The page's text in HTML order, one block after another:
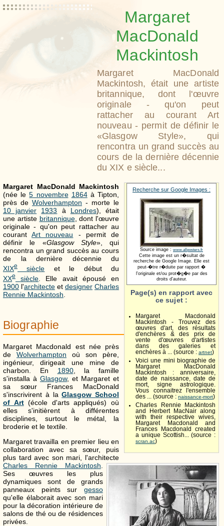
Margaret
MacDonald
Mackintosh
Margaret MacDonald
Mackintosh, était une artiste
britannique, dont l'œuvre
originale - qu'on peut
rattacher au courant Art
nouveau - permit de définir le
«Glasgow Style», qui
rencontra un grand succès au
cours de la dernière décennie
du XIX e siècle...
Recherche sur Google Images :
Source image : www.allposters.fr
Cette image est un r�sultat de
recherche de Google Image. Elle est
peut-�tre r�duite par rapport �
l'originale et/ou prot�g�e par des
droits d'auteur.
Page(s) en rapport avec
ce sujet :
Margaret Macdonald
Mackintosh - Trouvez des
œuvres d'art, des résultats
d'enchères & des prix de
vente d'œuvres d'artistes
dans des galeries et
enchères à ... (source : artnet)
Voici une mini biographie de
Margaret MacDonald
Mackintosh : anniversaire,
date de naissance, date de
mort, signe astrologique.
Vous connaitrez l'ensemble
des ... (source : naissance-mort)
Charles Rennie Mackintosh
and Herbert MacNair along
with their respective wives,
Margaret Macdonald and
Frances Macdonald created
a unique Scottish... (source :
scran.ac)
Margaret MacDonald Mackintosh
(née le5 novembre 1864à Tipton,
près de Wolverhampton - morte le
10 janvier
1933 à Londres), était
une artiste britannique, dont l'œuvre
originale - qu'on peut rattacher au
courantArt nouveau - permit de
définir le «Glasgow Style», qui
rencontra un grand succès au cours
de la dernière décennie du
XIXe siècle et le début du
XXe siècle . Elle avait épousé en
1900 l'architecte et designer Charles
Rennie Mackintosh
Biographie
Margaret Macdonald est née près
de Wolverhampton où son père,
ingénieur, dirigeait une mine de
charbon. En 1890, la famille
s'installa à Glasgow, et Margaret et
sa sœur Frances MacDonald
s'inscrivirent à laGlasgow School
of Art(école d'arts appliqués) où
elles s'initièrent à différentes
disciplines, surtout le métal, la
broderie et le textile.
Margaret travailla en premier lieu en
collaboration avec sa sœur, puis
plus tard avec son mari, l'architecte
Charles Rennie Mackintosh
Ses œuvres les plus
dynamiques sont de grands
panneaux peints sur gesso
qu'elle élaborait avec son mari
pour la décoration intérieure de
salons de thé ou de résidences
privées.